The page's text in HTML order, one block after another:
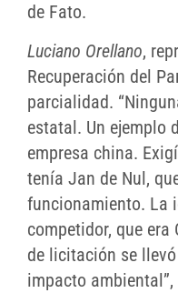
de Fato.
Luciano Orellano,
Recuperación del
parcialidad.
estatal. Un ejemplo
empresa china.
tenía Jan de Nul,
funcionamiento. La
competidor, que era
de licitación se
impacto